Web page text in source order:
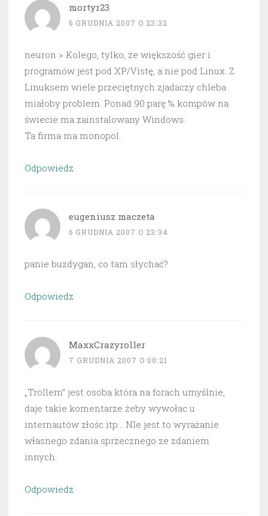
mortyr23
6 GRUDNIA 2007 O 23:32
neuron > Kolego, tylko, że większość gier i
programów jest pod XP/Vistę, a nie pod Linux. Z
Linuksem wiele przeciętnych zjadaczy chleba
miałoby problem. Ponad 90 parę % kompów na
świecie ma zainstalowany Windows.
Ta firma ma monopol.
Odpowiedz
eugeniusz maczeta
6 GRUDNIA 2007 O 23:34
panie buzdygan, co tam słychać?
Odpowiedz
MaxxCrazyroller
7 GRUDNIA 2007 O 00:21
„Trollem” jest osoba która na forach umyślnie,
daje takie komentarze żeby wywołac u
internautów złośc itp… NIe jest to wyrażanie
własnego zdania sprzecznego ze zdaniem
innych.
Odpowiedz